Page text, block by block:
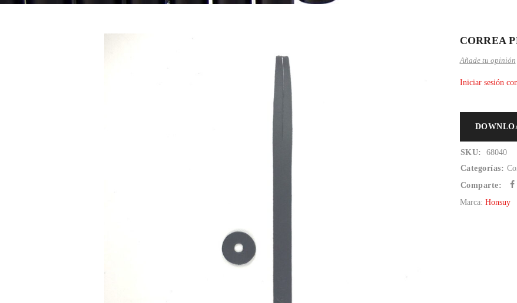
CORREA
Añade tu opinión
Iniciar sesión
SKU:
68040
Categorías:
Comparte:
Marca: Honsuy